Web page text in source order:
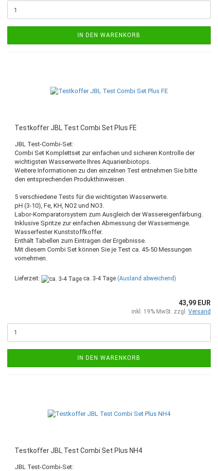
IN DEN WARENKORB
Testkoffer JBL Test Combi Set Plus FE
JBL Test-Combi-Set:
Combi Set Komplettset zur einfachen und sicheren Kontrolle der
wichtigsten Wasserwerte Ihres Aquarienbiotops.
Weitere Informationen zu den einzelnen Test entnehmen Sie bitte
den entsprechenden Produkthinweisen.
5 verschiedene Tests für die wichtigsten Wasserwerte.
pH (3-10), Fe, KH, NO2 und NO3.
Labor-Komparatorsystem zum Ausgleich der Wassereigenfärbung.
Inklusive Spritze zur einfachen Abmessung der Wassermenge.
Wasserfester Kunststoffkoffer.
Enthält Tabellen zum Eintragen der Ergebnisse.
Mit diesem Combi Set können Sie je Test ca. 45-50 Messungen
vornehmen.
Lieferzeit: ca. 3-4 Tage (Ausland abweichend)
43,99 EUR
inkl. 19% MwSt. zzgl. Versand
IN DEN WARENKORB
Testkoffer JBL Test Combi Set Plus NH4
JBL Test-Combi-Set: